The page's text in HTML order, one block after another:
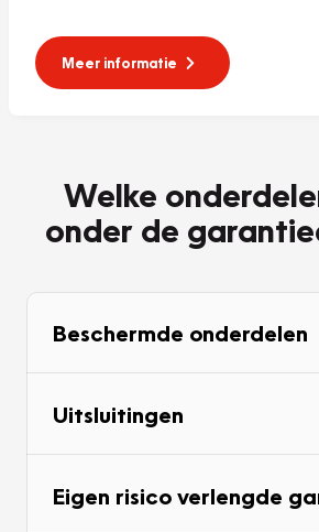
Meer informatie
Welke
onder de
Beschermde onderdelen
Uitsluitingen
Eigen risico verlengde